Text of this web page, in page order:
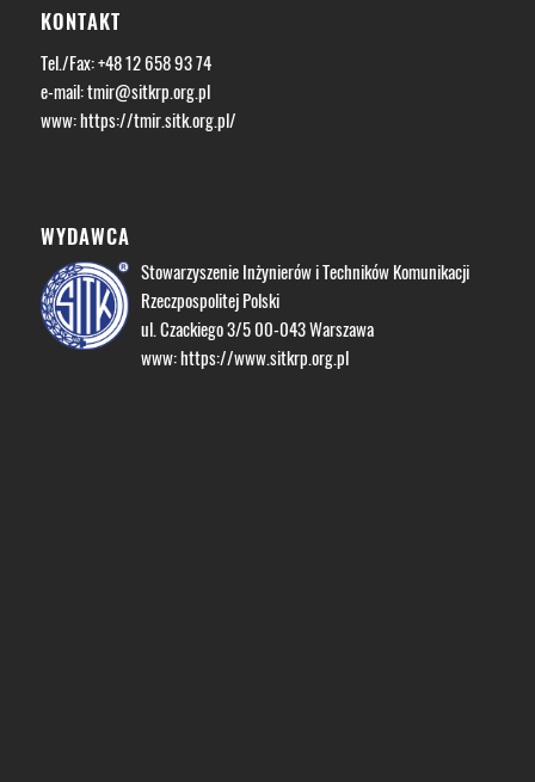
KONTAKT
Tel./Fax: +48 12 658 93 74
e-mail:tmir@sitkrp.org.pl
www:https://tmir.sitk.org.pl/
WYDAWCA
Stowarzyszenie Inżynierów i Techników Komunikacji
Rzeczpospolitej Polski
ul. Czackiego 3/5 00-043 Warszawa
www:https://www.sitkrp.org.pl